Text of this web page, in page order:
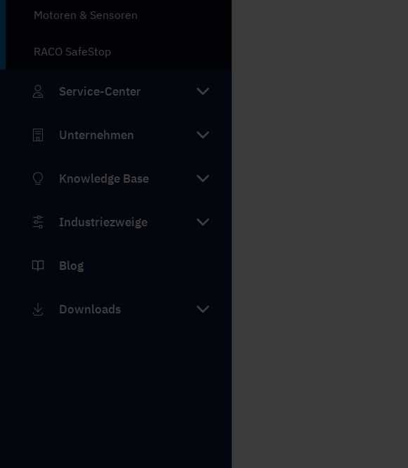
Motoren & Sensoren
RACO SafeStop
Service-Center
Unternehmen
Knowledge Base
Industriezweige
Blog
Downloads